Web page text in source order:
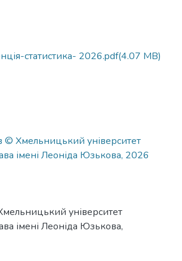
статистика- 2026.pdf(4.07 MB)
© Хмельницький університет
імені Леоніда Юзькова, 2026
університет
імені Леоніда Юзькова,